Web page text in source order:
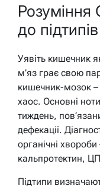
Розуміння
до підтипів
Уявіть кишечник
м’яз грає свою
кишечник-мозок –
хаос. Основні
тиждень,
дефекації.
органічні
кальпротектин,
Підтипи